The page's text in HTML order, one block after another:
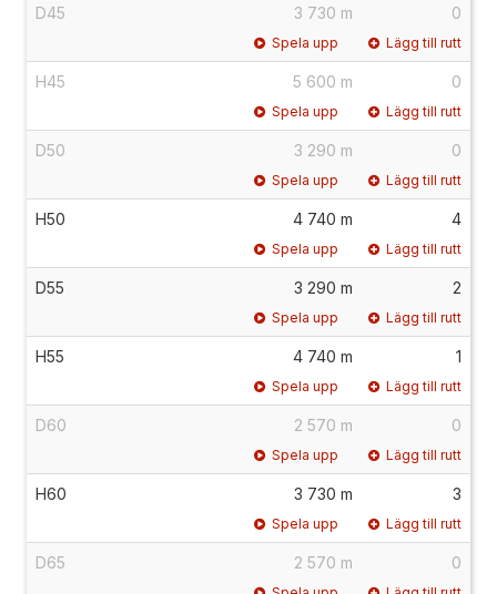
D45 3 730 m 0
Spela upp Lägg till rutt
H45 5 600 m 0
Spela upp Lägg till rutt
D50 3 290 m 0
Spela upp Lägg till rutt
H50 4 740 m 4
Spela upp Lägg till rutt
D55 3 290 m 2
Spela upp Lägg till rutt
H55 4 740 m 1
Spela upp Lägg till rutt
D60 2 570 m 0
Spela upp Lägg till rutt
H60 3 730 m 3
Spela upp Lägg till rutt
D65 2 570 m 0